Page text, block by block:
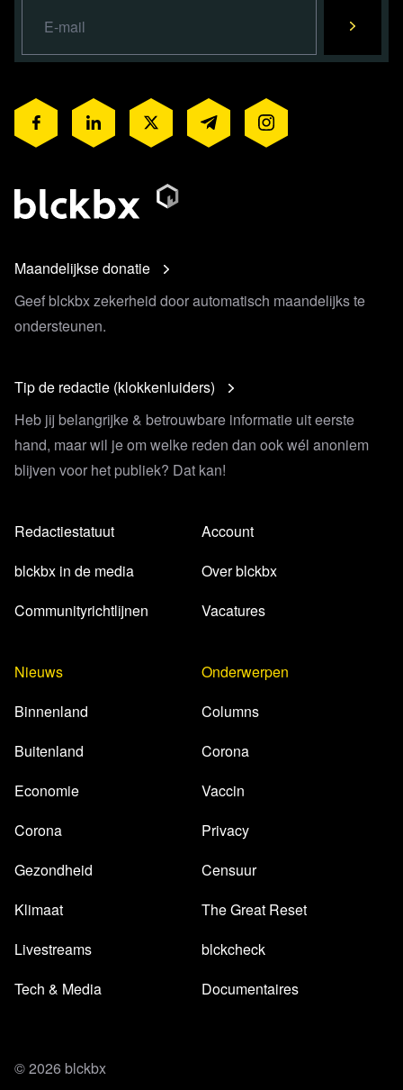
Maandelijkse donatie
Geef blckbx zekerheid door automatisch maandelijks te
ondersteunen.
Tip de redactie (klokkenluiders)
Heb jij belangrijke & betrouwbare informatie uit eerste
hand, maar wil je om welke reden dan ook wél anoniem
blijven voor het publiek? Dat kan!
Redactiestatuut
blckbx in de media
Communityrichtlijnen
Account
Over blckbx
Vacatures
Nieuws
Binnenland
Buitenland
Economie
Corona
Gezondheid
Klimaat
Livestreams
Tech & Media
Onderwerpen
Columns
Corona
Vaccin
Privacy
Censuur
The Great Reset
blckcheck
Documentaires
© 2026 blckbx